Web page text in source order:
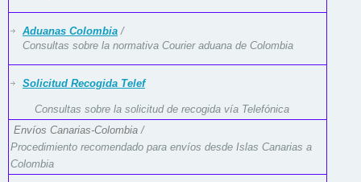
Aduanas Colombia /
Consultas sobre la normativa Courier aduana de Colombia
Solicitud Recogida Telef
Consultas sobre la solicitud de recogida vía Telefónica
Envíos Canarias-Colombia /
Procedimiento recomendado para envíos desde Islas Canarias a
Colombia